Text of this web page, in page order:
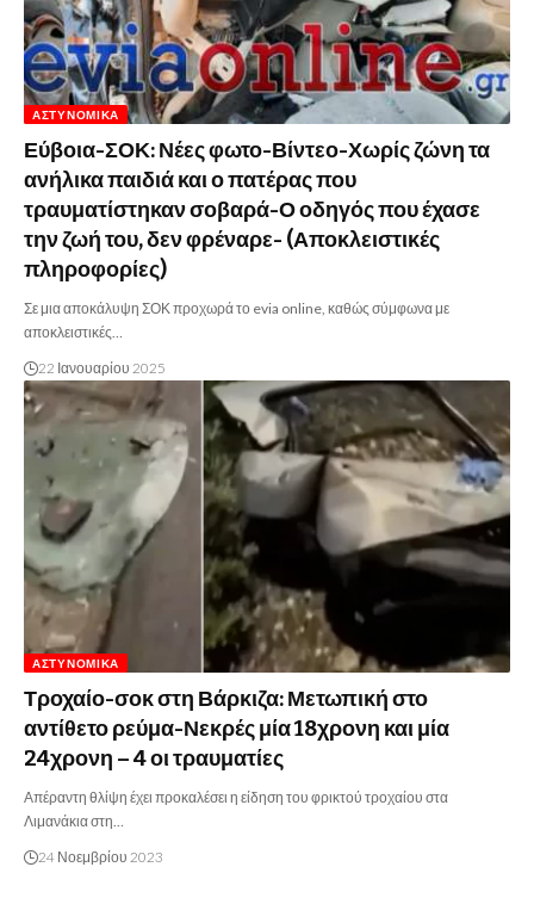
ΑΣΤΥΝΟΜΙΚΆ
Εύβοια-ΣΟΚ: Νέες φωτο-Βίντεο-Χωρίς ζώνη τα
ανήλικα παιδιά και ο πατέρας που
τραυματίστηκαν σοβαρά-Ο οδηγός που έχασε
την ζωή του, δεν φρέναρε- (Αποκλειστικές
πληροφορίες)
Σε μια αποκάλυψη ΣΟΚ προχωρά το evia online, καθώς σύμφωνα με
αποκλειστικές…
22 Ιανουαρίου 2025
ΑΣΤΥΝΟΜΙΚΆ
Τροχαίο-σοκ στη Βάρκιζα: Μετωπική στο
αντίθετο ρεύμα-Νεκρές μία 18χρονη και μία
24χρονη – 4 οι τραυματίες
Απέραντη θλίψη έχει προκαλέσει η είδηση του φρικτού τροχαίου στα
Λιμανάκια στη…
24 Νοεμβρίου 2023